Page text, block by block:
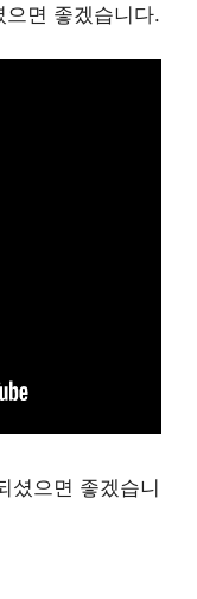
면 좋겠습니다.
셨으면 좋겠습니